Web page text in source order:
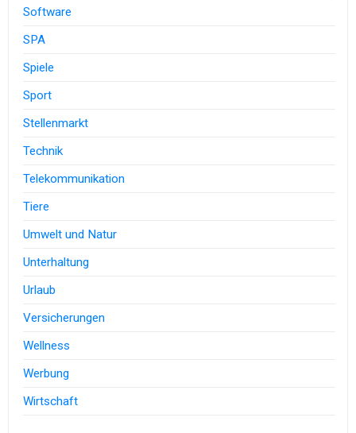
Software
SPA
Spiele
Sport
Stellenmarkt
Technik
Telekommunikation
Tiere
Umwelt und Natur
Unterhaltung
Urlaub
Versicherungen
Wellness
Werbung
Wirtschaft